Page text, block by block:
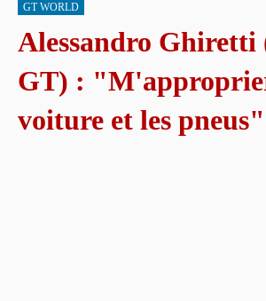
GT WORLD
Alessandro Ghiretti
GT) :
voiture et les pneus"